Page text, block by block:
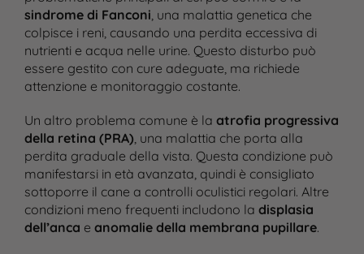
sindrome di Fanconi, una malattia genetica che
colpisce i reni, causando una perdita eccessiva di
nutrienti e acqua nelle urine. Questo disturbo può
essere gestito con cure adeguate, ma richiede
attenzione e monitoraggio costante​.
Un altro problema comune è la atrofia progressiva
della retina (PRA), una malattia che porta alla
perdita graduale della vista. Questa condizione può
manifestarsi in età avanzata, quindi è consigliato
sottoporre il cane a controlli oculistici regolari. Altre
condizioni meno frequenti includono la displasia
dell’anca e anomalie della membrana pupillare.